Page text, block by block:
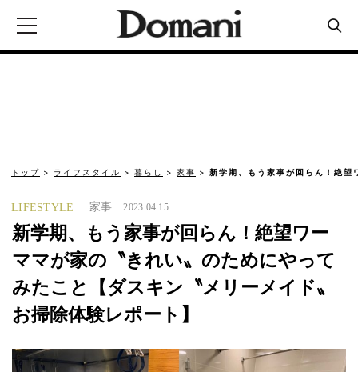
トップ ライフスタイル 暮らし 家事 新学期、もう家事が回らん！絶
LIFESTYLE 家事 2023.04.15
新学期、もう家事が回らん！絶望ワー
ママが家の〝きれい〟のためにやって
みたこと【ダスキン〝メリーメイド〟
お掃除体験レポート】